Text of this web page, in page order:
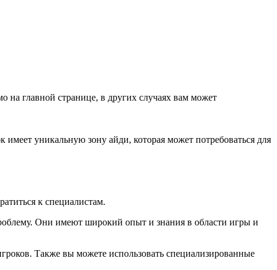
главной странице, в других случаях вам может
уникальную зону айди, которая может потребоваться для
к специалистам.
Они имеют широкий опыт и знания в области игры и
Также вы можете использовать специализированные